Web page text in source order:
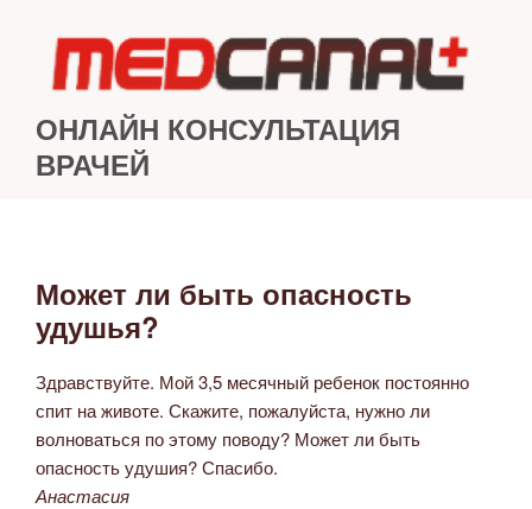
содержимому
ОНЛАЙН КОНСУЛЬТАЦИЯ
ВРАЧЕЙ
ОПУБЛИКОВАНО
Может ли быть опасность
удушья?
Здравствуйте. Мой 3,5 месячный ребенок постоянно
спит на животе. Скажите, пожалуйста, нужно ли
волноваться по этому поводу? Может ли быть
опасность удушия? Спасибо.
Анастасия